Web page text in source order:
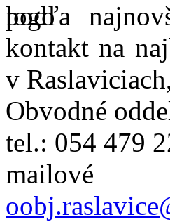
podľa
kontakt na
v
Obvodné
tel.: 054 479